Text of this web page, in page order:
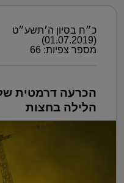
כ״ח בסיון ה׳תשע״ט
(01.07.2019)
מספר צפיות: 66
הכרעה דרמטית
הלילה בחצות